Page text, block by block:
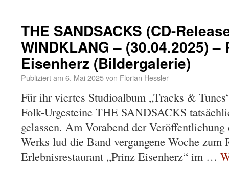
THE SANDSACKS (CD-
WINDKLANG – (30.04.2025)
Eisenherz (Bildergalerie)
Publiziert am 6. Mai 2025von Florian Hessler
Für ihr viertes Studioalbum „Tracks &
Folk-Urgesteine THE SANDSACKS
gelassen. Am Vorabend der Veröffentlichung
Werks lud die Band vergangene Woche zum
Erlebnisrestaurant „Prinz Eisenherz“ im …